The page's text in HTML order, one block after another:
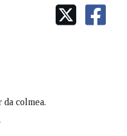
CORPORATIVA
DEL ADALID
HOMENAXEADAS
da colmea.